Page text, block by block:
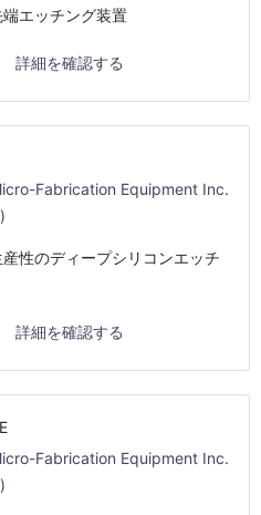
エッチング装置
詳細を確認する
Fabrication Equipment Inc.
性のディープシリコンエッチ
詳細を確認する
Fabrication Equipment Inc.